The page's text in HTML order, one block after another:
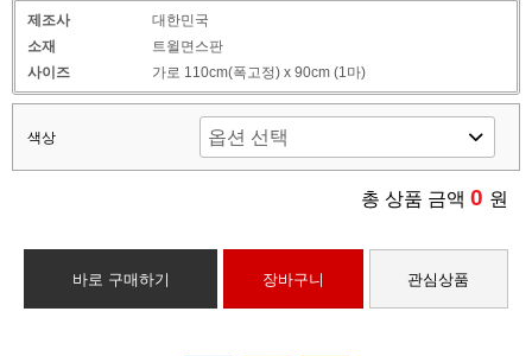
제조사
대한민국
소재
트윌면스판
사이즈
가로 110cm(폭고정) x 90cm (1마)
색상
총 상품 금액 0 원
바로 구매하기 장바구니 관심상품